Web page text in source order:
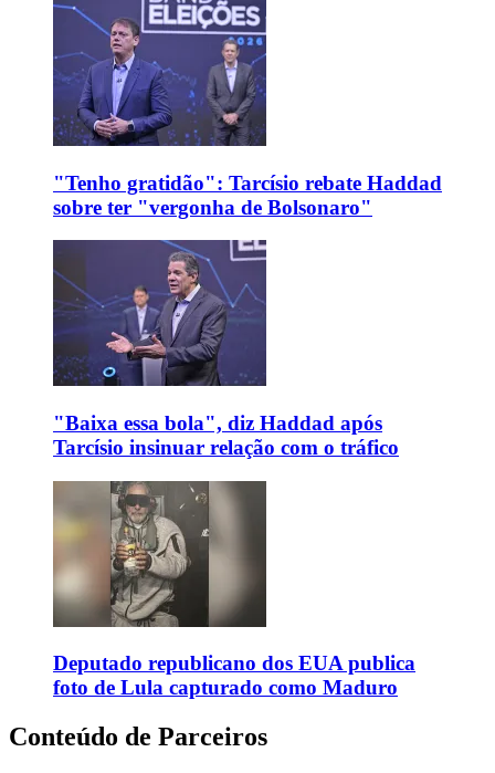
"Tenho gratidão": Tarcísio rebate Haddad
sobre ter "vergonha de Bolsonaro"
"Baixa essa bola", diz Haddad após
Tarcísio insinuar relação com o tráfico
Deputado republicano dos EUA publica
foto de Lula capturado como Maduro
Conteúdo de Parceiros